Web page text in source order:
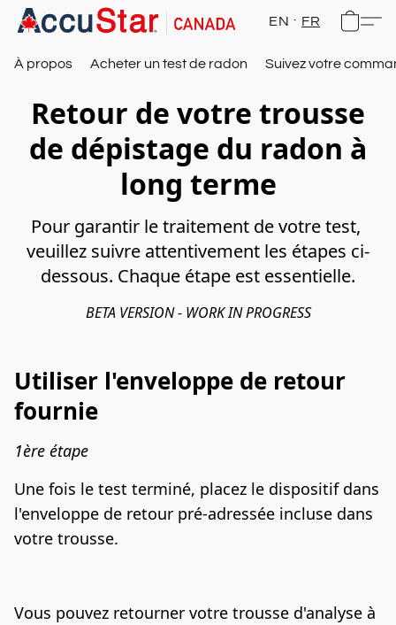
EN FR
À propos Acheter un test de radon Suivez votre
Retour de votre trousse
de dépistage du radon à
long terme
BETA VERSION - WORK IN PROGRESS
Pour garantir le traitement de votre test,
veuillez suivre attentivement les étapes ci-
dessous. Chaque étape est essentielle.
Utiliser l'enveloppe de retour
fournie
1ère étape
Une fois le test terminé, placez le dispositif dans
l'enveloppe de retour pré-adressée incluse dans
votre trousse.
Vous pouvez retourner votre trousse d'analyse à